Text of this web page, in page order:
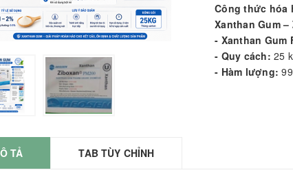
Công thức hóa
Xanthan Gum
- Xanthan Gum
- Quy cách:25
- Hàm lượng:
TẢ TAB TÙY CHỈNH